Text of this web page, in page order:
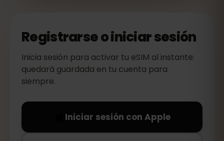
Registrarse o iniciar sesión
Inicia sesión para activar tu eSIM al instante:
quedará guardada en tu cuenta para
siempre.
Iniciar sesión con Apple